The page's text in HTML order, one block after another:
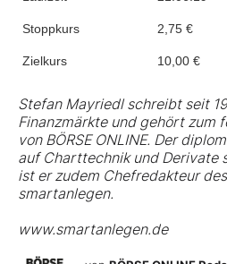
Stoppkurs 2,75 €
Zielkurs 10,00 €
Stefan Mayriedl schreibt seit
Finanzmärkte und gehört zum
von BÖRSE ONLINE. Der
auf Charttechnik und Derivate
ist er zudem Chefredakteur
smartanlegen.
www.smartanlegen.de